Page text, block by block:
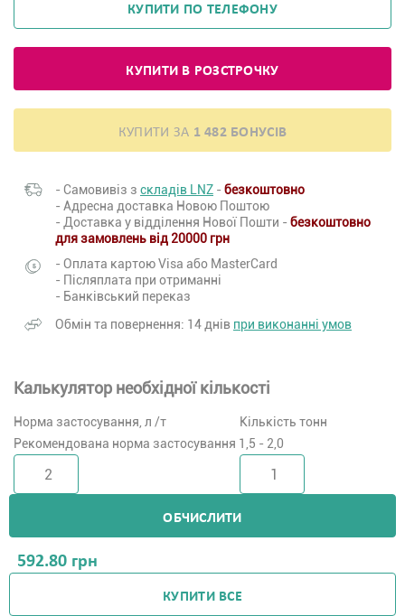
КУПИТИ ПО ТЕЛЕФОНУ
КУПИТИ В РОЗСТРОЧКУ
КУПИТИ ЗА 1 482 БОНУСІВ
- Самовивіз з складів LNZ - безкоштовно
- Адресна доставка Новою Поштою
- Доставка у відділення Нової Пошти - безкоштовно
для замовлень від 20000 грн
- Оплата картою Visa або MasterCard
- Післяплата при отриманні
- Банківський переказ
Обмін та повернення: 14 днів при виконанні умов
Калькулятор необхідної кількості
Норма застосування, л /т
Кількість тонн
Рекомендована норма застосування 1,5 - 2,0
ОБЧИСЛИТИ
592.80 грн
КУПИТИ ВСЕ